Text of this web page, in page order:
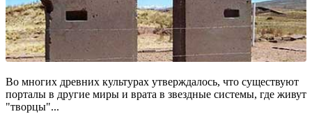
Во многих древних культурах утверждалось, что существуют
порталы в другие миры и врата в звездные системы, где живут
"творцы"...